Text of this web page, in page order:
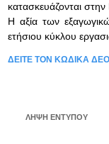
κατασκευάζονται
Η αξία των
ετήσιου κύκλου
ΔΕΙΤΕ ΤΟΝ ΚΩΔΙΚΑ
ΛΗΨΗ ΕΝΤΥΠΟΥ